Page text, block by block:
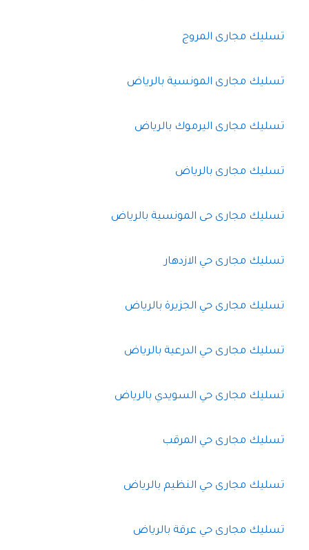
تسليك مجارى المروج
تسليك مجارى المونسية بالرياض
تسليك مجارى اليرموك بالرياض
تسليك مجارى بالرياض
تسليك مجارى حى المونسية بالرياض
تسليك مجارى حي الازدهار
تسليك مجارى حي الجزيرة بالرياض
تسليك مجارى حي الدرعية بالرياض
تسليك مجارى حي السويدي بالرياض
تسليك مجارى حي المرقب
تسليك مجارى حي النظيم بالرياض
تسليك مجارى حي عرقة بالرياض